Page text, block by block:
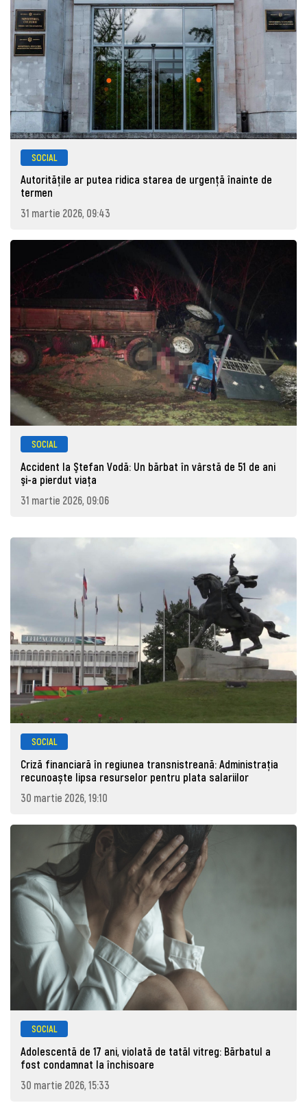
SOCIAL
Autoritățile ar putea ridica starea de urgență înainte de
termen
31 martie 2026, 09:43
SOCIAL
Accident la Ştefan Vodă: Un bărbat în vârstă de 51 de ani
şi-a pierdut viaţa
31 martie 2026, 09:06
SOCIAL
Criză financiară în regiunea transnistreană: Administrația
recunoaște lipsa resurselor pentru plata salariilor
30 martie 2026, 19:10
SOCIAL
Adolescentă de 17 ani, violată de tatăl vitreg: Bărbatul a
fost condamnat la închisoare
30 martie 2026, 15:33